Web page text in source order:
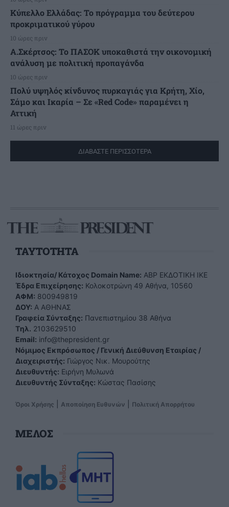
Κύπελλο Ελλάδας: Το πρόγραμμα του δεύτερου
προκριματικού γύρου
10 ώρες πριν
Α.Σκέρτσος: Το ΠΑΣΟΚ υποκαθιστά την οικονομική
ανάλυση με πολιτική προπαγάνδα
10 ώρες πριν
Πολύ υψηλός κίνδυνος πυρκαγιάς για Κρήτη, Χίο,
Σάμο και Ικαρία – Σε «Red Code» παραμένει η
Αττική
11 ώρες πριν
ΔΙΑΒΑΣΤΕ ΠΕΡΙΣΣΟΤΕΡΑ
TAYTOTHTA
Ιδιοκτησία/ Κάτοχος Domain Name: ΑBP ΕΚΔΟΤΙΚΗ ΙΚΕ
Έδρα Επιχείρησης: Κολοκοτρώνη 49 Αθήνα, 10560
ΑΦΜ: 800949819
ΔΟΥ: Α ΑΘΗΝΑΣ
Γραφεία Σύνταξης: Πανεπιστημίου 38 Αθήνα
Tηλ. 2103629510
Email: info@thepresident.gr
Νόμιμος Εκπρόσωπος / Γενική Διεύθυνση Εταιρίας /
Διαχειριστής: Γιώργος Νικ. Μουρούτης
Διευθυντής: Ειρήνη Μυλωνά
Διευθυντής Σύνταξης: Κώστας Πασίσης
Όροι Χρήσης Αποποίηση Ευθυνών Πολιτική Απορρήτου
ΜΕΛΟΣ